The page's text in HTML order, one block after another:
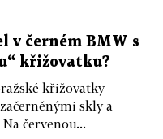
v černém BMW s
křižovatku?
křižovatky
skly a
červenou...